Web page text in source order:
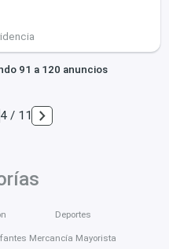
91 a 120 anuncios
4 / 11
Deportes
Mercancía Mayorista